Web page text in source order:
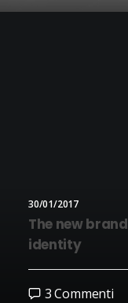
30/01/2017
The new brand
identity
3 Commenti